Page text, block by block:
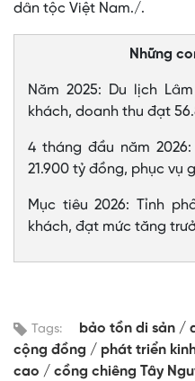
dân tộc Việt Nam./.
Những
Năm 2025: Du lịch
khách, doanh thu đạt
4 tháng đầu năm
21.900 tỷ đồng, phục vụ
Mục tiêu 2026: Tỉnh
khách, đạt mức tăng
Tags: bảo tồn di sản
cộng đồng
phát triển
cao
cồng chiêng Tây